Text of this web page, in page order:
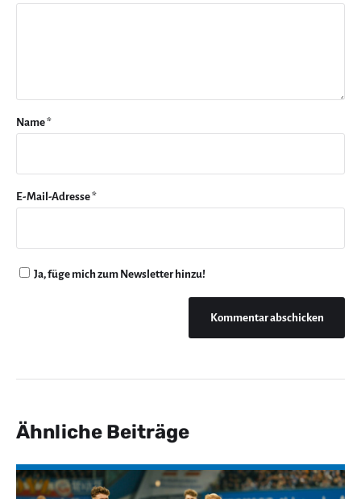
Name*
E-Mail-Adresse*
Ja, füge mich zum Newsletter hinzu!
Ähnliche Beiträge